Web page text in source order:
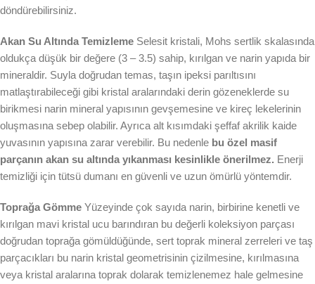
döndürebilirsiniz.
Akan Su Altında Temizleme Selesit kristali, Mohs sertlik skalasında
oldukça düşük bir değere (3 – 3.5) sahip, kırılgan ve narin yapıda bir
mineraldir. Suyla doğrudan temas, taşın ipeksi parıltısını
matlaştırabileceği gibi kristal aralarındaki derin gözeneklerde su
birikmesi narin mineral yapısının gevşemesine ve kireç lekelerinin
oluşmasına sebep olabilir. Ayrıca alt kısımdaki şeffaf akrilik kaide
yuvasının yapısına zarar verebilir. Bu nedenle bu özel masif
parçanın akan su altında yıkanması kesinlikle önerilmez. Enerji
temizliği için tütsü dumanı en güvenli ve uzun ömürlü yöntemdir.
Toprağa Gömme Yüzeyinde çok sayıda narin, birbirine kenetli ve
kırılgan mavi kristal ucu barındıran bu değerli koleksiyon parçası
doğrudan toprağa gömüldüğünde, sert toprak mineral zerreleri ve taş
parçacıkları bu narin kristal geometrisinin çizilmesine, kırılmasına
veya kristal aralarına toprak dolarak temizlenemez hale gelmesine